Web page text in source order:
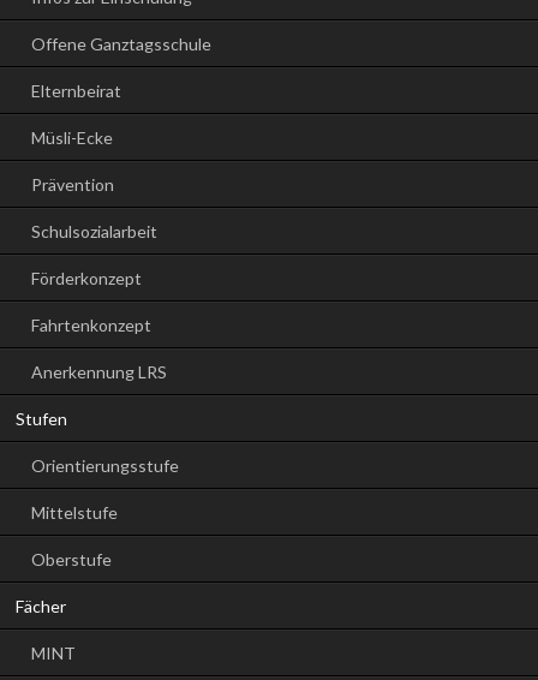
Offene Ganztagsschule
Elternbeirat
Müsli-Ecke
Prävention
Schulsozialarbeit
Förderkonzept
Fahrtenkonzept
Anerkennung LRS
Stufen
Orientierungsstufe
Mittelstufe
Oberstufe
Fächer
MINT